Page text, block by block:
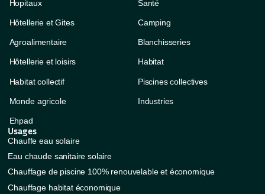
Usages
Chauffe eau solaire
Eau chaude sanitaire solaire
Chauffage de piscine 100% renouvelable et économique
Chauffage habitat économique
Hopitaux Santé
Hôtellerie et Gites Camping
Agroalimentaire Blanchisseries
Hôtellerie et loisirs Habitat
Habitat collectif Piscines collectives
Monde agricole Industries
Ehpad